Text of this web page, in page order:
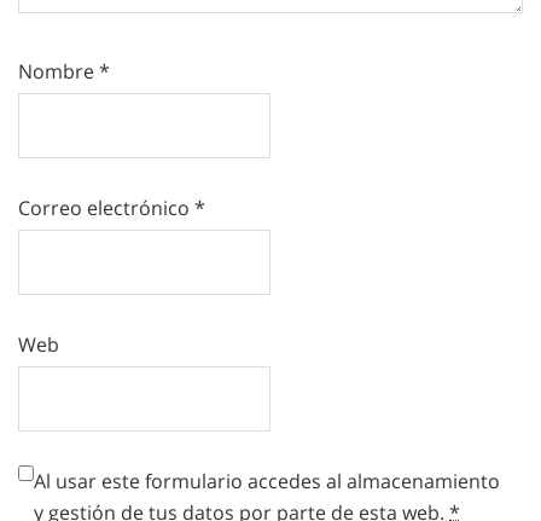
Nombre*
Correo electrónico *
Web
Al usar este formulario accedes al almacenamiento
y gestión de tus datos por parte de esta web. *